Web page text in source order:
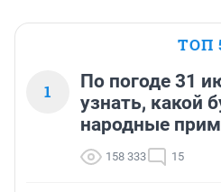
ТОП
1
По погоде 31
узнать, какой
народные
158 333 15